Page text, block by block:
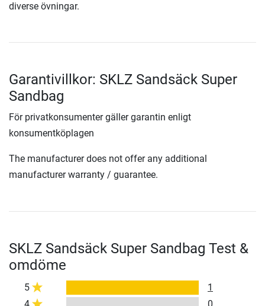
diverse övningar.
Garantivillkor: SKLZ Sandsäck Super
Sandbag
För privatkonsumenter gäller garantin enligt
konsumentköplagen
The manufacturer does not offer any additional
manufacturer warranty / guarantee.
SKLZ Sandsäck Super Sandbag Test &
omdöme
5
1